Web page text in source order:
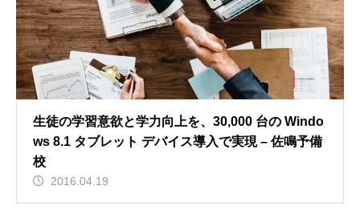
生徒の学習意欲と学力向上を、30,000 台の Windo
ws 8.1 タブレット デバイス導入で実現 – 佐鳴予備
校
2016.04.19